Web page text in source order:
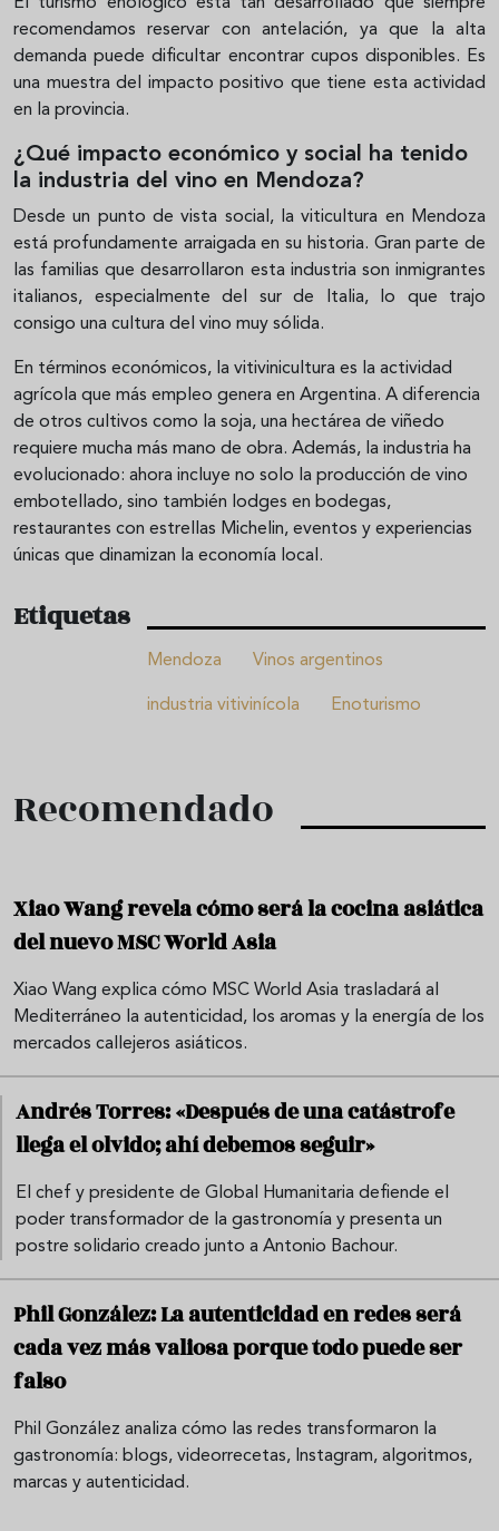
recomendamos reservar con antelación, ya que la alta
demanda puede dificultar encontrar cupos disponibles. Es
una muestra del impacto positivo que tiene esta actividad
en la provincia.
¿Qué impacto económico y social ha tenido
la industria del vino en Mendoza?
Desde un punto de vista social, la viticultura en Mendoza
está profundamente arraigada en su historia. Gran parte de
las familias que desarrollaron esta industria son inmigrantes
italianos, especialmente del sur de Italia, lo que trajo
consigo una cultura del vino muy sólida.
En términos económicos, la vitivinicultura es la actividad
agrícola que más empleo genera en Argentina. A diferencia
de otros cultivos como la soja, una hectárea de viñedo
requiere mucha más mano de obra. Además, la industria ha
evolucionado: ahora incluye no solo la producción de vino
embotellado, sino también lodges en bodegas,
restaurantes con estrellas Michelin, eventos y experiencias
únicas que dinamizan la economía local.
Etiquetas
Mendoza Vinos argentinos
industria vitivinícola Enoturismo
Recomendado
Xiao Wang revela cómo será la cocina asiática
del nuevo MSC World Asia
Xiao Wang explica cómo MSC World Asia trasladará al
Mediterráneo la autenticidad, los aromas y la energía de los
mercados callejeros asiáticos.
Andrés Torres: «Después de una catástrofe
llega el olvido; ahí debemos seguir»
El chef y presidente de Global Humanitaria defiende el
poder transformador de la gastronomía y presenta un
postre solidario creado junto a Antonio Bachour.
Phil González: La autenticidad en redes será
cada vez más valiosa porque todo puede ser
falso
Phil González analiza cómo las redes transformaron la
gastronomía: blogs, videorrecetas, Instagram, algoritmos,
marcas y autenticidad.